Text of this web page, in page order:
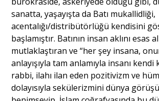
sanatta, yaşayışta da Batı mukallidliği,
acentalığı/distribütörlüğü kendisini
başlamıştır. Batının insan aklını esas
mutlaklaştıran ve “her şey insana,
anlayışıyla tam anlamıyla insanı
rabbi, ilahı ilan eden pozitivizm ve
dolayısıyla sekülerizmini dünya